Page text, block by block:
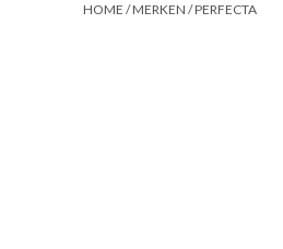
HOME /MERKEN /PERFECTA